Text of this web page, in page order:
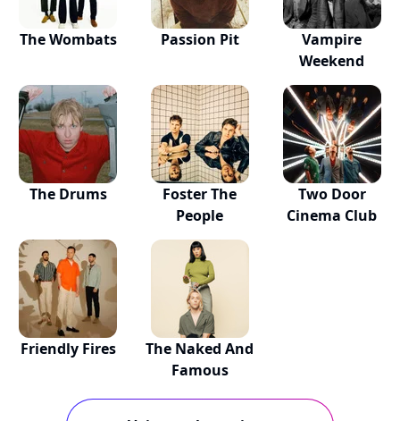
The Wombats Passion Pit
Vampire
Weekend
The Drums
Foster The
People
Two Door
Cinema Club
Friendly Fires
The Naked And
Famous